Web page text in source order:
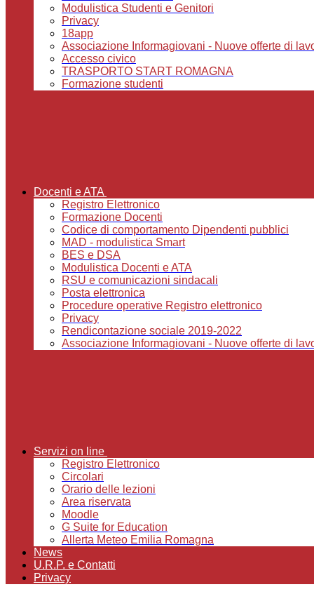
Modulistica Studenti e Genitori
Privacy
18app
Associazione Informagiovani - Nuove offerte di
Accesso civico
TRASPORTO START ROMAGNA
Formazione studenti
Docenti e ATA
Registro Elettronico
Formazione Docenti
Codice di comportamento Dipendenti pubblici
MAD - modulistica Smart
BES e DSA
Modulistica Docenti e ATA
RSU e comunicazioni sindacali
Posta elettronica
Procedure operative Registro elettronico
Privacy
Rendicontazione sociale 2019-2022
Associazione Informagiovani - Nuove offerte di
Servizi on line
Registro Elettronico
Circolari
Orario delle lezioni
Area riservata
Moodle
G Suite for Education
Allerta Meteo Emilia Romagna
News
U.R.P. e Contatti
Privacy